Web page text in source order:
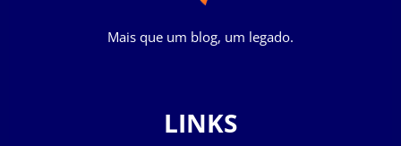
Mais que um blog, um legado.
LINKS